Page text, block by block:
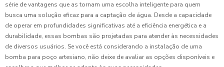
série de vantagens que as tornam uma escolha inteligente para quem
busca uma solução eficaz para a captação de água. Desde a capacidade
de operar em profundidades significativas até a eficiência energética e a
durabilidade, essas bombas são projetadas para atender às necessidades
de diversos usuários. Se você está considerando a instalação de uma
bomba para poço artesiano, não deixe de avaliar as opções disponíveis e